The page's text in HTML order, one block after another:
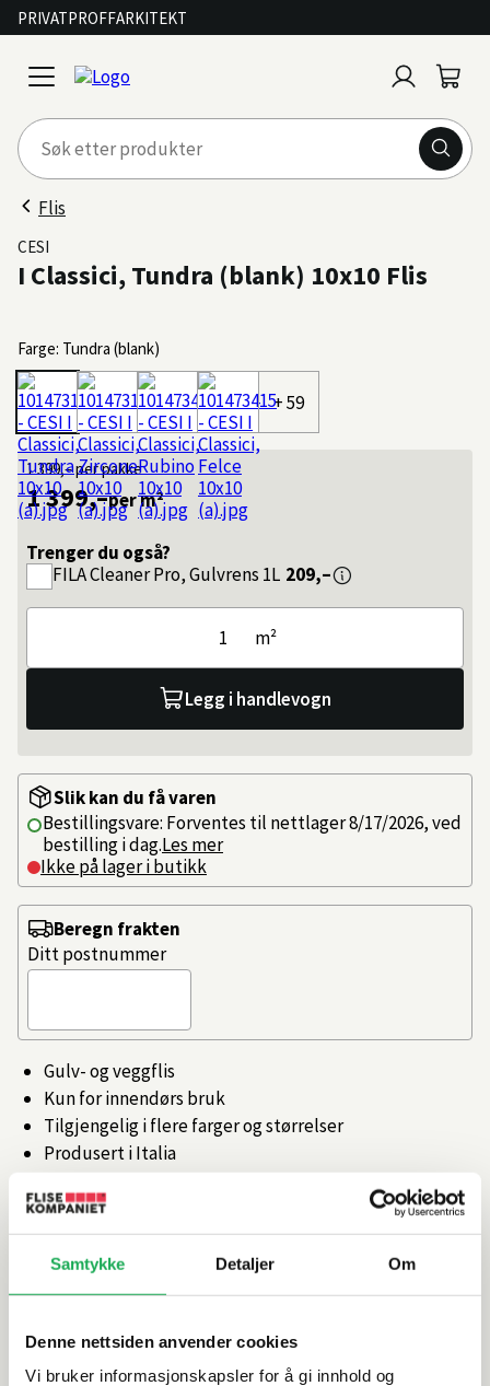
Samtykke Detaljer Om
Denne nettsiden anvender cookies
Vi bruker informasjonskapsler for å gi innhold og
PRIVATPROFFARKITEKT
open
menu
inn
Flis
CESI
I Classici, Tundra (blank) 10x10 Flis
Farge: Tundra (blank)
+ 59
1 399,–per pakke
1 399,–per m²
Trenger du også?
FILACleaner Pro, Gulvrens 1L 209,–
m²
Legg i handlevogn
Slik kan du få varen
Bestillingsvare: Forventes til nettlager 8/17/2026, ved
bestilling i dag.Les mer
Ikke på lager i butikk
Gulv- og veggflis
Kun for innendørs bruk
Tilgjengelig i flere farger og størrelser
Produsert i Italia
Artikkelnr.101473143
Beregn frakten
Ditt postnummer
Produktinformasjon
Spesifikasjoner